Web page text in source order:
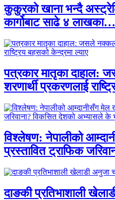
कुकुरको खाना भन्दै
कार्गोबाट साढे ४ लाखका…
पत्रकार मातृका दाहाल:
शरणार्थी प्रकरणलाई
विश्लेषण: नेपालीको
प्रस्तावित ट्राफिक
दाङकी प्रतिभाशाली